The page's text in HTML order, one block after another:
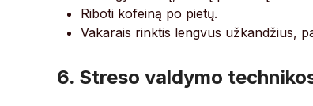
Riboti kofeiną po pietų.
Vakarais rinktis lengvus užkandžius,
6. Streso valdymo